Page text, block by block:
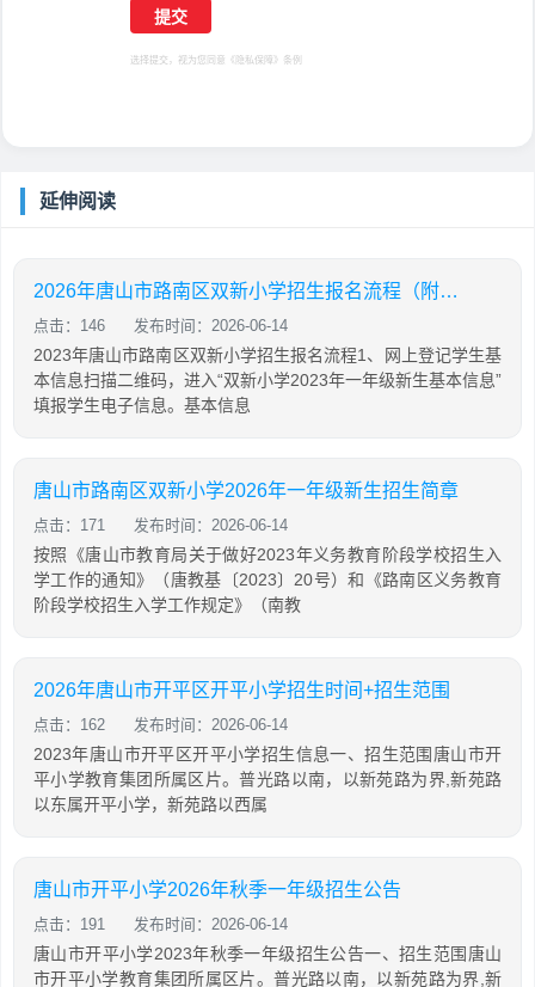
选择提交，视为您同意 《隐私保障》 条例
延伸阅读
2026年唐山市路南区双新小学招生报名流程（附入口）
点击：146 发布时间：2026-06-14
2023年唐山市路南区双新小学招生报名流程1、网上登记学生基
本信息扫描二维码，进入“双新小学2023年一年级新生基本信息”
填报学生电子信息。基本信息
唐山市路南区双新小学2026年一年级新生招生简章
点击：171 发布时间：2026-06-14
按照《唐山市教育局关于做好2023年义务教育阶段学校招生入
学工作的通知》（唐教基〔2023〕20号）和《路南区义务教育
阶段学校招生入学工作规定》（南教
2026年唐山市开平区开平小学招生时间+招生范围
点击：162 发布时间：2026-06-14
2023年唐山市开平区开平小学招生信息一、招生范围唐山市开
平小学教育集团所属区片。普光路以南，以新苑路为界,新苑路
以东属开平小学，新苑路以西属
唐山市开平小学2026年秋季一年级招生公告
点击：191 发布时间：2026-06-14
唐山市开平小学2023年秋季一年级招生公告一、招生范围唐山
市开平小学教育集团所属区片。普光路以南，以新苑路为界,新